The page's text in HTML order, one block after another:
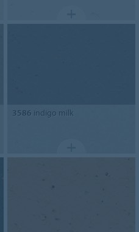
3586 indigo milk